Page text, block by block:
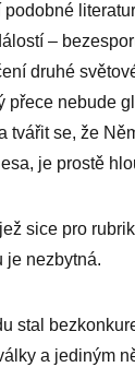
–
druhé
přece nebude
tvářit se, že
je prostě
sice pro
je nezbytná.
stal
a jediným